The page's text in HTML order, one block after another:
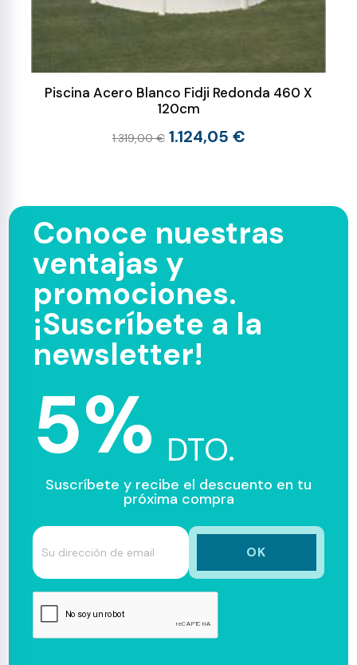
Piscina Acero Blanco Fidji Redonda 460 X
120cm
1.319,00 € 1.124,05 €
Conoce nuestras
ventajas y
promociones.
¡Suscríbete a la
newsletter!
5% DTO.
Suscríbete y recibe el descuento en tu
próxima compra